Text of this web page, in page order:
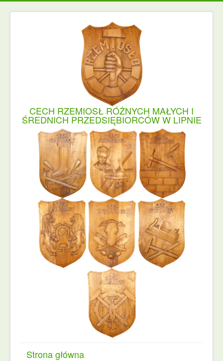
CECH RZEMIOSŁ RÓŻNYCH MAŁYCH I
ŚREDNICH PRZEDSIĘBIORCÓW W LIPNIE
Strona główna